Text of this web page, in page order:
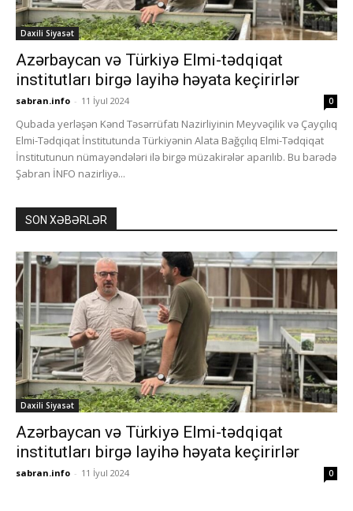
Daxili Siyasət
Azərbaycan və Türkiyə Elmi-tədqiqat
institutları birgə layihə həyata keçirirlər
sabran.info - 11 İyul 2024 0
Qubada yerləşən Kənd Təsərrüfatı Nazirliyinin Meyvəçilik və Çayçılıq
Elmi-Tədqiqat İnstitutunda Türkiyənin Alata Bağçılıq Elmi-Tədqiqat
İnstitutunun nümayəndələri ilə birgə müzakirələr aparılıb. Bu barədə
Şabran İNFO nazirliyə...
SON XƏBƏRLƏR
Daxili Siyasət
Azərbaycan və Türkiyə Elmi-tədqiqat
institutları birgə layihə həyata keçirirlər
sabran.info - 11 İyul 2024 0